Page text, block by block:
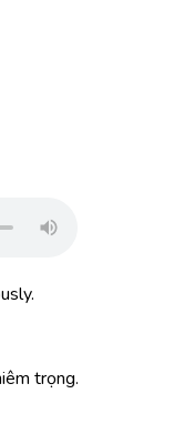
trọng.